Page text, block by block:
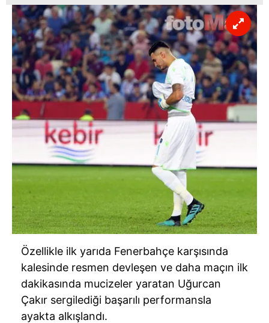
Özellikle ilk yarıda Fenerbahçe karşısında
kalesinde resmen devleşen ve daha maçın ilk
dakikasında mucizeler yaratan Uğurcan
Çakır sergilediği başarılı performansla
ayakta alkışlandı.